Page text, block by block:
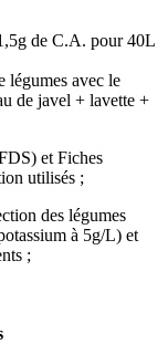
de C.A. pour 40L
légumes avec le
de javel + lavette +
et Fiches
utilisés ;
des légumes
à 5g/L) et
;